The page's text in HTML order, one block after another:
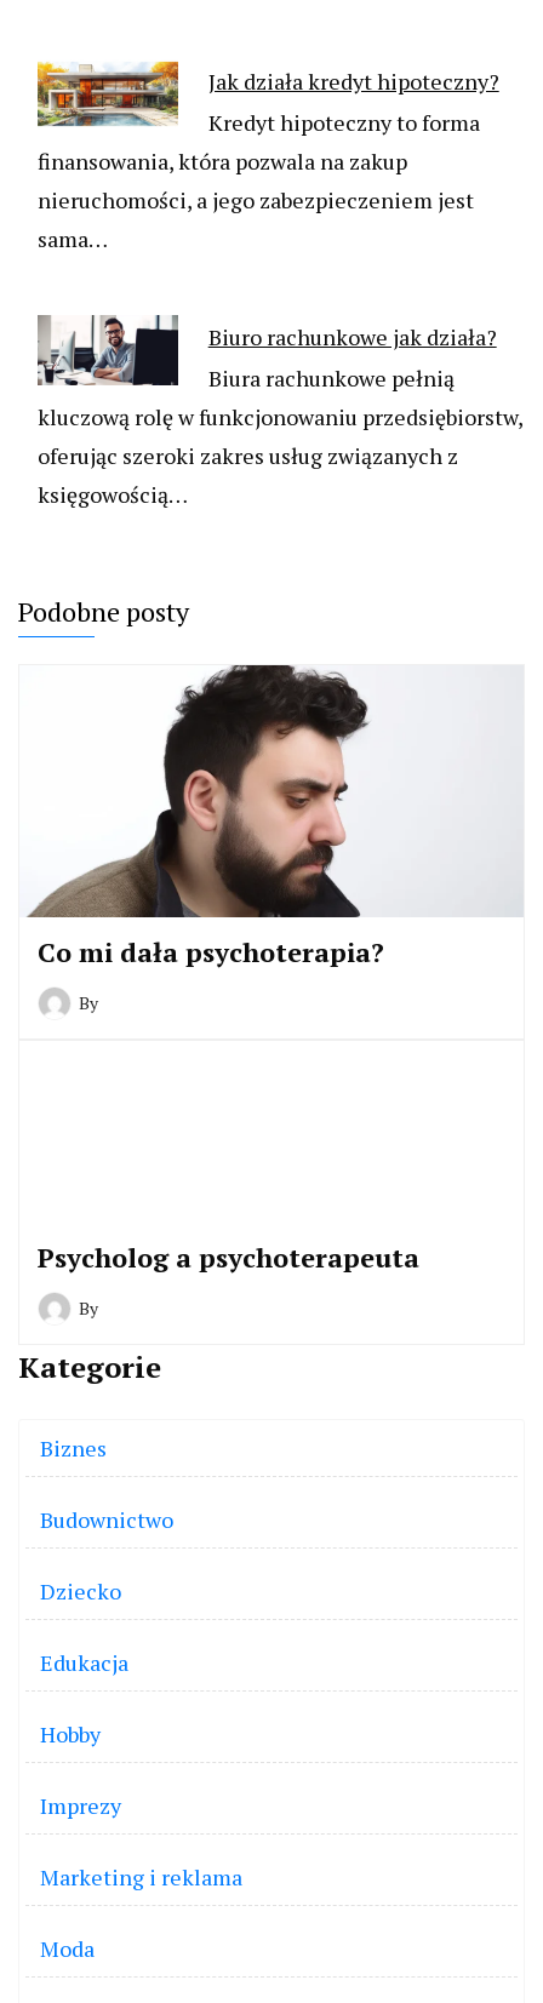
Jak działa kredyt hipoteczny?
Kredyt hipoteczny to forma
finansowania, która pozwala na zakup
nieruchomości, a jego zabezpieczeniem jest
sama…
Biuro rachunkowe jak działa?
Biura rachunkowe pełnią
kluczową rolę w funkcjonowaniu przedsiębiorstw,
oferując szeroki zakres usług związanych z
księgowością…
Podobne posty
Co mi dała psychoterapia?
By
Psycholog a psychoterapeuta
By
Kategorie
Biznes
Budownictwo
Dziecko
Edukacja
Hobby
Imprezy
Marketing i reklama
Moda